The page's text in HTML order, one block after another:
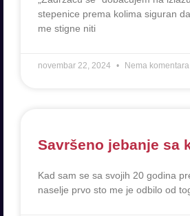
stepenice prema kolima siguran
me stigne niti
novembar 22, 2024 Nema komentara
Savršeno jebanje sa
Kad sam se sa svojih 20 godina
naselje prvo sto me je odbilo od